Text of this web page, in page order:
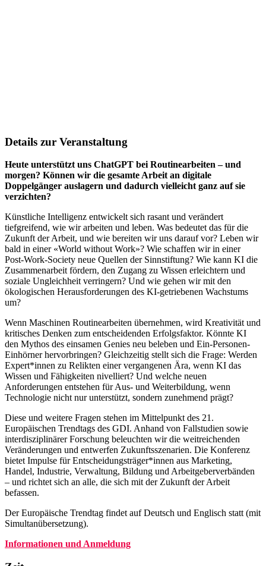
Details zur Veranstaltung
Heute unterstützt uns ChatGPT bei Routinearbeiten – und
morgen? Können wir die gesamte Arbeit an digitale
Doppelgänger auslagern und dadurch vielleicht ganz auf sie
verzichten?
Künstliche Intelligenz entwickelt sich rasant und verändert
tiefgreifend, wie wir arbeiten und leben. Was bedeutet das für die
Zukunft der Arbeit, und wie bereiten wir uns darauf vor? Leben wir
bald in einer «World without Work»? Wie schaffen wir in einer
Post-Work-Society neue Quellen der Sinnstiftung? Wie kann KI die
Zusammenarbeit fördern, den Zugang zu Wissen erleichtern und
soziale Ungleichheit verringern? Und wie gehen wir mit den
ökologischen Herausforderungen des KI-getriebenen Wachstums
um?
Wenn Maschinen Routinearbeiten übernehmen, wird Kreativität und
kritisches Denken zum entscheidenden Erfolgsfaktor. Könnte KI
den Mythos des einsamen Genies neu beleben und Ein-Personen-
Einhörner hervorbringen? Gleichzeitig stellt sich die Frage: Werden
Expert*innen zu Relikten einer vergangenen Ära, wenn KI das
Wissen und Fähigkeiten nivelliert? Und welche neuen
Anforderungen entstehen für Aus- und Weiterbildung, wenn
Technologie nicht nur unterstützt, sondern zunehmend prägt?
Diese und weitere Fragen stehen im Mittelpunkt des 21.
Europäischen Trendtags des GDI. Anhand von Fallstudien sowie
interdisziplinärer Forschung beleuchten wir die weitreichenden
Veränderungen und entwerfen Zukunftsszenarien. Die Konferenz
bietet Impulse für Entscheidungsträger*innen aus Marketing,
Handel, Industrie, Verwaltung, Bildung und Arbeitgeberverbänden
– und richtet sich an alle, die sich mit der Zukunft der Arbeit
befassen.
Der Europäische Trendtag findet auf Deutsch und Englisch statt (mit
Simultanübersetzung).
Informationen und Anmeldung